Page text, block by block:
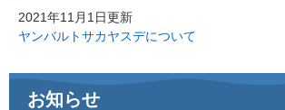
2021年11月1日更新
ヤンバルトサカヤスデについて
お知らせ